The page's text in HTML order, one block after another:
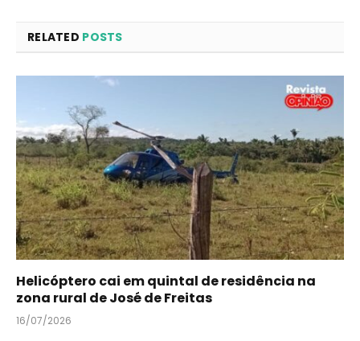
RELATED POSTS
Helicóptero cai em quintal de residência na
zona rural de José de Freitas
16/07/2026